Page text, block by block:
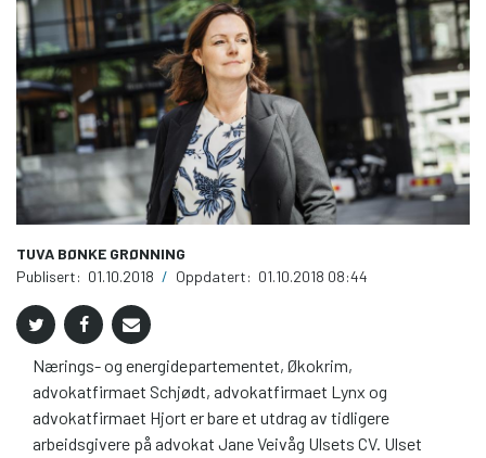
TUVA BØNKE GRØNNING
Publisert: 01.10.2018 / Oppdatert: 01.10.2018 08:44
Nærings- og energidepartementet, Økokrim,
advokatfirmaet Schjødt, advokatfirmaet Lynx og
advokatfirmaet Hjort er bare et utdrag av tidligere
arbeidsgivere på advokat Jane Veivåg Ulsets CV. Ulset